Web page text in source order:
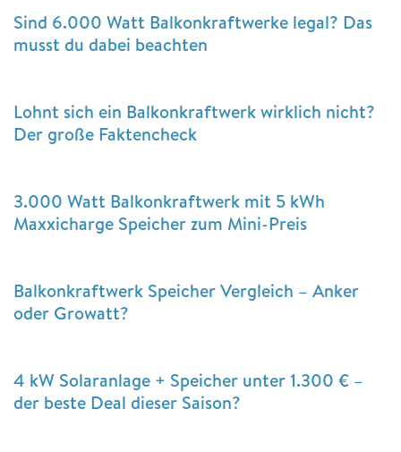
Sind 6.000 Watt Balkonkraftwerke legal? Das
musst du dabei beachten
Lohnt sich ein Balkonkraftwerk wirklich nicht?
Der große Faktencheck
3.000 Watt Balkonkraftwerk mit 5 kWh
Maxxicharge Speicher zum Mini-Preis
Balkonkraftwerk Speicher Vergleich – Anker
oder Growatt?
4 kW Solaranlage + Speicher unter 1.300 € –
der beste Deal dieser Saison?